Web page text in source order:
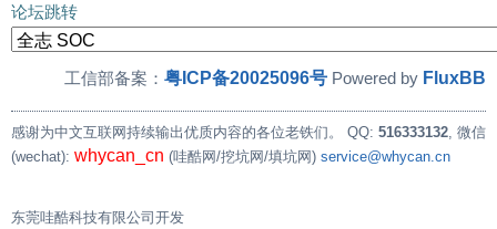
论坛跳转
工信部备案： 粤ICP备20025096号 Powered by FluxBB
感谢为中文互联网持续输出优质内容的各位老铁们。 QQ: 516333132, 微信
(wechat): whycan_cn (哇酷网/挖坑网/填坑网) service@whycan.cn
东莞哇酷科技有限公司开发